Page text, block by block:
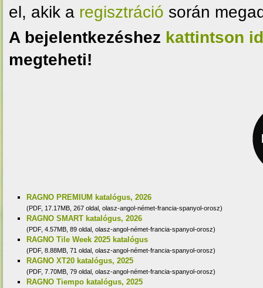
el, akik a regisztráció során
A bejelentkezéshez kattintson
megteheti!
RAGNO PREMIUM katalógus, 2026
(PDF, 17.17MB, 267 oldal, olasz-angol-német-francia-spanyol-orosz)
RAGNO SMART katalógus, 2026
(PDF, 4.57MB, 89 oldal, olasz-angol-német-francia-spanyol-orosz)
RAGNO Tile Week 2025 katalógus
(PDF, 8.88MB, 71 oldal, olasz-angol-német-francia-spanyol-orosz)
RAGNO XT20 katalógus, 2025
(PDF, 7.70MB, 79 oldal, olasz-angol-német-francia-spanyol-orosz)
RAGNO Tiempo katalógus, 2025